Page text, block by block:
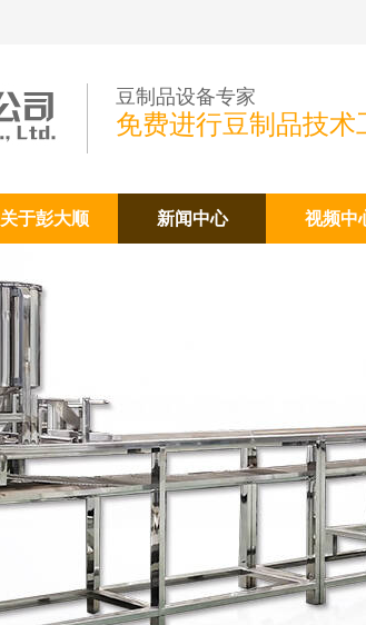
豆制品设备专家
免费进行豆制品技术
关于彭大顺 新闻中心 视频中